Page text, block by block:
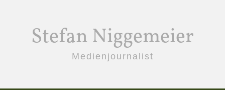
Stefan Niggemeier
Medienjournalist